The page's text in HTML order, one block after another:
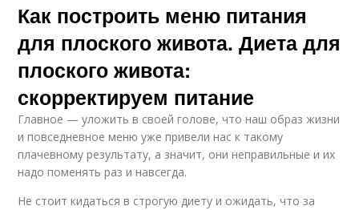
Как построить меню питания
для плоского живота. Диета для
плоского живота:
скорректируем питание
Главное — уложить в своей голове, что наш образ жизни
и повседневное меню уже привели нас к такому
плачевному результату, а значит, они неправильные и их
надо поменять раз и навсегда.
Не стоит кидаться в строгую диету и ожидать, что за